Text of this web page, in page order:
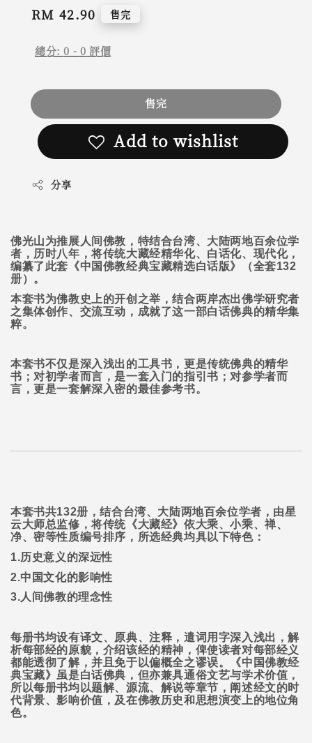
Regular
RM 42.90 售完
總分:0 - 0 評價
售完
Add to wishlist
分享
佛光山为推展人间佛教，特结合台湾、大陆两地百余位学
者，历时八年，将传统大藏经精华化、白话化、现代化，
编纂了此套《中国佛教经典宝藏精选白话版》（全套132
册）。
本套书为佛教史上的开创之举，结合两岸杰出佛学研究者
之集体创作、交流互动，成就了这一部白话佛典的精华集
粹。
本套书不仅是深入浅出的工具书，更是传统佛典的精华
书；对初学者而言，是一套入门的指引书；对参学者而
言，更是一套解深入密的最佳参考书。
本套书共132册，结合台湾、大陆两地百余位学者，由星
云大师总监修，将传统《大藏经》依大乘、小乘、禅、
净、密等性质编号排序，所选经典均具以下特色：
1.历史意义的深远性
2.中国文化的影响性
3.人间佛教的理念性
每册书均设有译文、原典、注释，遣词用字深入浅出，解
析每部经的原貌，介绍该经的精神，俾使读者对每部经义
都能透彻了解，并且免于以偏概全之谬误。《中国佛教经
典宝藏》虽是白话佛典，但亦兼具通俗文艺与学术价值，
所以每册书均以题解、源流、解说等章节，阐述经文的时
代背景、影响价值，及在佛教历史和思想演变上的地位角
色。